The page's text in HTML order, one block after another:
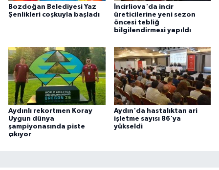
Bozdoğan Belediyesi Yaz
Şenlikleri coşkuyla başladı
İncirliova'da incir
üreticilerine yeni sezon
öncesi tebliğ
bilgilendirmesi yapıldı
Aydınlı rekortmen Koray
Uygun dünya
şampiyonasında piste
çıkıyor
Aydın'da hastalıktan ari
işletme sayısı 86'ya
yükseldi